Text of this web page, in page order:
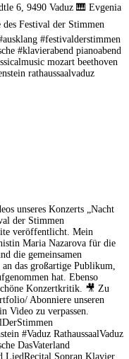
6, 9490 Vaduz 🎹 Evgenia
Festival der Stimmen
#festivalderstimmen
#klavierabend pianoabend
mozart beethoven
rathaussaalvaduz